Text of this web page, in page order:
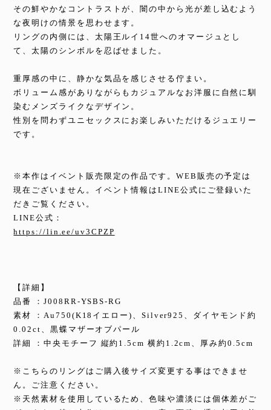
その鮮やかなコントラストが、闇の中から光が差し込むよう
な夜明けの情景を思わせます。
リングの内側には、太陽王ルイ14世へのオマージュとし
て、太陽のシンボルを忍ばせました。
重厚感の中に、静かな気品を感じさせる佇まい。
ボリューム感がありながらもカジュアルなお洋服に自然に馴
染むメンズライクなデザイン。
性別を問わずユニセックスにお楽しみいただけるジュエリー
です。
※本作はイベント販売限定の作品です。WEB販売の予定は
現在ございません。イベント情報はLINE公式にご登録いた
だきご覧ください。
LINE公式：
https://lin.ee/uv3CPZP
【詳細】
品番 ：J008RR-YSBS-RG
素材 ：Au750(K18イエロー)、Silver925、ダイヤモンド約
0.02ct、黒蝶マザーオブパール
詳細 ：中央モチーフ 縦約1.5cm 横約1.2cm、厚み約0.5cm
※こちらのリングはご購入後サイズ変更する事はできませ
ん。ご注意ください。
※天然素材を使用しているため、色味や濃淡には個体差がご